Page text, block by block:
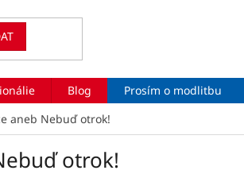
Blog Prosím o modlitbu
aneb Nebuď otrok!
otrok!